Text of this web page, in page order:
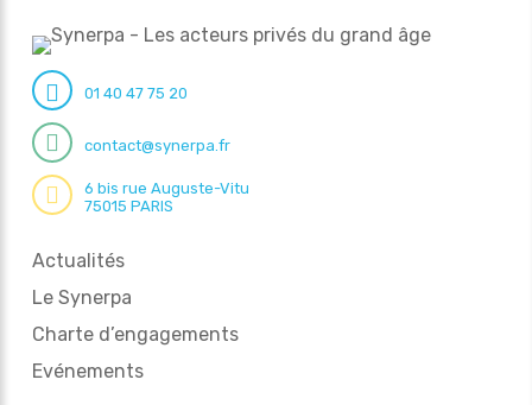
01 40 47 75 20
contact@synerpa.fr
6 bis rue Auguste-Vitu
75015 PARIS
Actualités
Le Synerpa
Charte d’engagements
Evénements